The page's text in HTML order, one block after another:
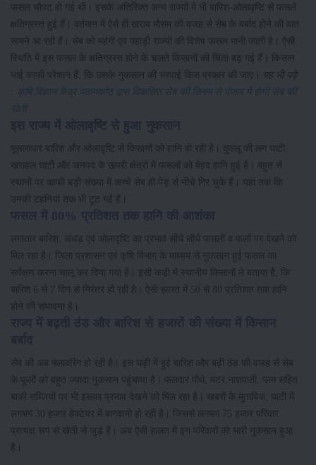
फसल चौपट हो गई थी। इसके अतिरिक्त अन्य राज्यों में भी बारिश-ओलावृष्टि से फसलें
क्षतिग्रस्त हुई हैं। वर्तमान में ऐसे ही खराब मौसम की वजह से सेब के बर्बाद होने की बात
सामने आ रही हैं। सेब को महंगी एवं पहाड़ी राज्यों की विशेष फसल मानी जाती है। ऐसी
स्थिति में इस फसल के क्षतिग्रस्त होने के चलते किसानों की चिंता बढ़ गई हैं। किसान
भाई काफी परेशान हैं, कि उसके नुकसान की भरपाई किस प्रकार की जाए।
यह भी पढ़ें
कृषि विज्ञान केंद्र पठानकोट द्वारा विकसित सेब की किस्म से पंजाब में होगी सेब की
खेती
मूसलाधार बारिश और ओलावृष्टि से किसानों को हानि हो रही है। कुल्लू की लग घाटी,
खराहल घाटी और जनपद के ऊपरी क्षेत्रों में फसलों को बेहद हानि हुई है। बहुत से
स्थानों पर काफी बड़ी संख्या में कच्चे सेब ही पेड़ से नीचे गिर चुके हैं। यहां तक कि
उनकी टहनियां तक भी टूट गई हैं।
लगातार बारिश, अंधड़ एवं ओलावृष्टि का प्रभाव सीधे सीधे फसलों व फलों पर देखने को
मिल रहा है। जिला प्रशासन एवं कृषि विभाग के माध्यम से नुकसान हुई फसल का
सर्वेक्षण करना चालू कर दिया गया है। इसी कड़ी में स्थानीय किसानों ने बताया है, कि
बारिश 6 से 7 दिन से निरंतर हो रही है। ऐसी हालत में 50 से 80 प्रतिशत तक हानि
होने की संभावना है।
सेब की अब फ्लावरिंग हो रही है। इस घड़ी में हुई बारिश और बढ़ी ठंड की वजह से सेब
के फूलों को बहुत ज्यादा नुकसान पहुंचाया है। फलदार पौधे, मटर,नाशपाती, प्लम सहित
बाकी सब्जियों पर भी इसका प्रभाव देखने को मिल रहा है। खबरों के मुताबिक, घाटी में
लगभग 30 हजार हेक्टेयर में बागवानी हो रही है। जिससे लगभग 75 हजार परिवार
प्रत्यक्ष रूप से खेती से जुड़े हैं। अब ऐसी हालत में इन परिवारों को भारी नुकसान हुआ
है।